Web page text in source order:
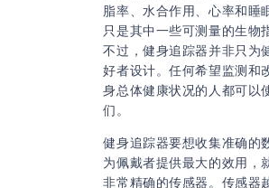
脂率、水合作用、心率和睡
只是其中一些可测量的生物
不过，健身追踪器并非只为
好者设计。任何希望监测和
身总体健康状况的人都可以
们。
健身追踪器要想收集准确的
为佩戴者提供最大的效用，
非常精确的传感器。传感器